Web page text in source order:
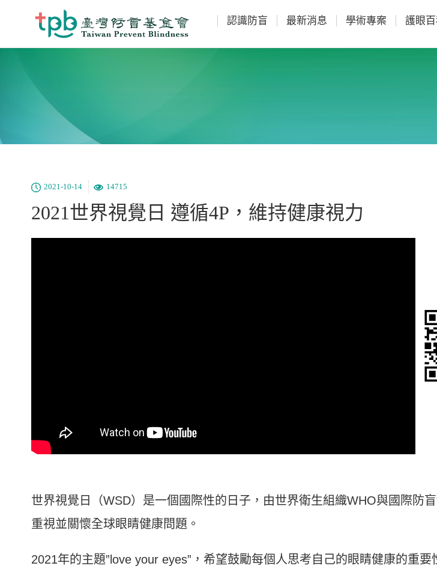
認識防盲 最新消息 學術專案 護眼
2021-10-14 14715
2021世界視覺日 遵循4P，維持健康視力
世界視覺日（WSD）是一個國際性的日子，由世界衛生組織WHO與國際防
重視並關懷全球眼睛健康問題。
2021年的主題”love your eyes”，希望鼓勵每個人思考自己的眼睛健康的重要